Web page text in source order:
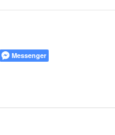
Messenger